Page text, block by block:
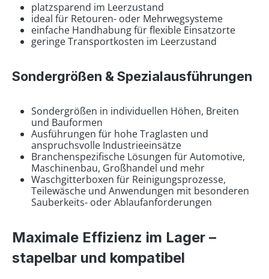
platzsparend im Leerzustand
ideal für Retouren- oder Mehrwegsysteme
einfache Handhabung für flexible Einsatzorte
geringe Transportkosten im Leerzustand
Sondergrößen & Spezialausführungen
Sondergrößen in individuellen Höhen, Breiten
und Bauformen
Ausführungen für hohe Traglasten und
anspruchsvolle Industrieeinsätze
Branchenspezifische Lösungen für Automotive,
Maschinenbau, Großhandel und mehr
Waschgitterboxen für Reinigungsprozesse,
Teilewäsche und Anwendungen mit besonderen
Sauberkeits- oder Ablaufanforderungen
Maximale Effizienz im Lager –
stapelbar und kompatibel